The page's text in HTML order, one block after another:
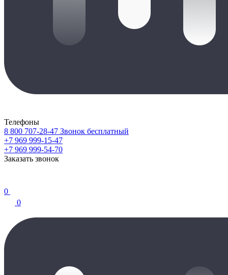
Телефоны
8 800 707-28-47 Звонок бесплатный
+7 969 999-15-47
+7 969 999-54-70
Заказать звонок
0
0